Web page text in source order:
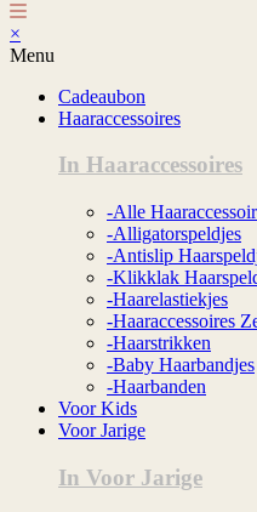
×
Menu
Cadeaubon
Haaraccessoires
In Haaraccessoires
-Alle
-Alligatorspeldjes
-Antislip
-Klikklak
-Haarelastiekjes
-Haaraccessoires
-Haarstrikken
-Baby Haarbandjes
-Haarbanden
Voor Kids
Voor Jarige
In Voor Jarige